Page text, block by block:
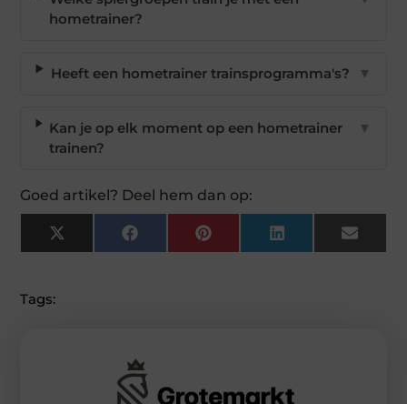
hometrainer?
Heeft een hometrainer trainsprogramma's? ▼
Kan je op elk moment op een hometrainer
trainen?
▼
Goed artikel? Deel hem dan op:
X
(Twitter)
FacebookPinterest LinkedIn Email
Tags: